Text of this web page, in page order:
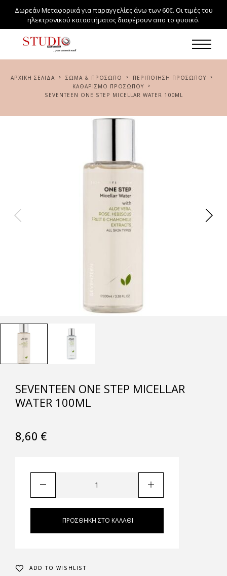
Δωρεάν Μεταφορικά για παραγγελίες άνω των 60€. Οι τιμές του
ηλεκτρονικού καταστήματος διαφέρουν απο το φυσικό.
ΑΡΧΙΚΉ ΣΕΛΊΔΑ ΣΏΜΑ & ΠΡΌΣΩΠΟ
ΠΕΡΙΠΟΊΗΣΗ ΠΡΟΣΏΠΟΥ
ΚΑΘΑΡΙΣΜΌ ΠΡΟΣΏΠΟΥ
SEVENTEEN ONE STEP MICELLAR WATER 100ML
SEVENTEEN ONE STEP MICELLAR
WATER 100ML
8,60 €
ΠΡΟΣΘΉΚΗ ΣΤΟ ΚΑΛΆΘΙ
ADD TO WISHLIST